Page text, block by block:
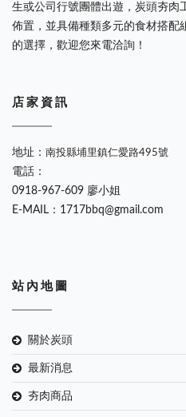
生或公司行號團體出遊，炭頭夯肉
佈置，並具備種類多元的食材搭配
的選擇，歡迎您來電洽詢！
店 家 資 訊
地址： 南投縣埔里鎮仁愛路495號
電話：
0918-967-609 廖小姐
E-MAIL：1717bbq@gmail.com
站 內 地 圖
關於炭頭
最新消息
夯肉商品